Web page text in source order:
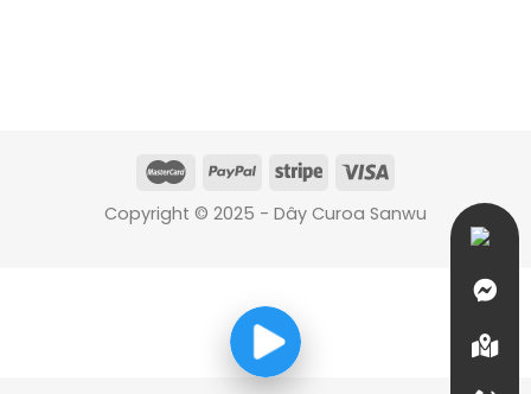
Copyright © 2025 - Dây Curoa Sanwu